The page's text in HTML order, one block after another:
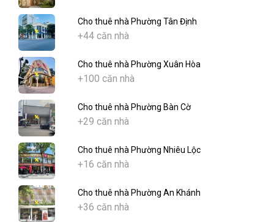
Cho thuê nhà Phường Tân Định
+44 căn nhà
Cho thuê nhà Phường Xuân Hòa
+100 căn nhà
Cho thuê nhà Phường Bàn Cờ
+29 căn nhà
Cho thuê nhà Phường Nhiêu Lộc
+16 căn nhà
Cho thuê nhà Phường An Khánh
+36 căn nhà